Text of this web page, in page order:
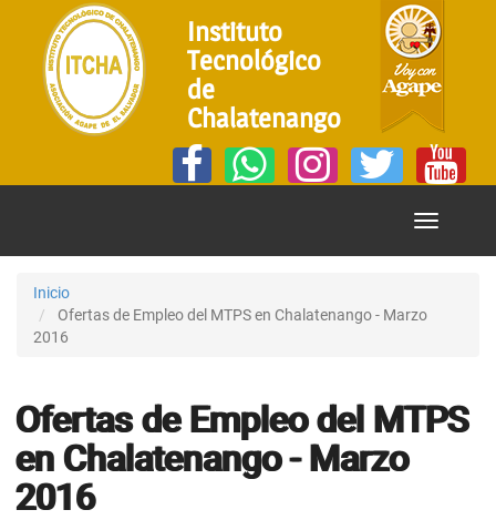
Instituto
Tecnológico
de
Chalatenango
Mostrar
Inicio
Ofertas de Empleo del MTPS en Chalatenango - Marzo
2016
Ofertas de Empleo del MTPS
en Chalatenango - Marzo
2016